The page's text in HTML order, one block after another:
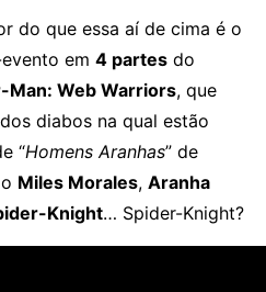
do que essa aí de cima é o
em 4 partes do
Man: Web Warriors, que
diabos na qual estão
“Homens Aranhas” de
Miles Morales, Aranha
Knight… Spider-Knight?